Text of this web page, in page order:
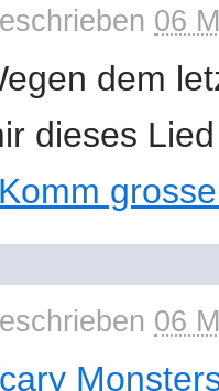
06
dem
dieses
06